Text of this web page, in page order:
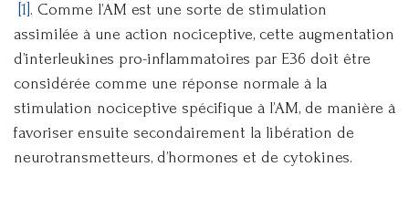
[1] . Comme l’AM est une sorte de stimulation
assimilée à une action nociceptive, cette augmentation
d’interleukines pro-inflammatoires par E36 doit être
considérée comme une réponse normale à la
stimulation nociceptive spécifique à l’AM, de manière à
favoriser ensuite secondairement la libération de
neurotransmetteurs, d’hormones et de cytokines.